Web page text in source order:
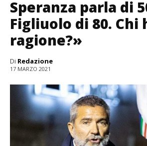
Speranza parla di
Figliuolo di 80. Chi
ragione?»
Di Redazione
17 MARZO 2021